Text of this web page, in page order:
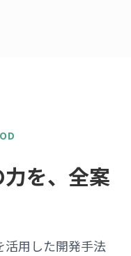
を、 全案
活用した開発手法